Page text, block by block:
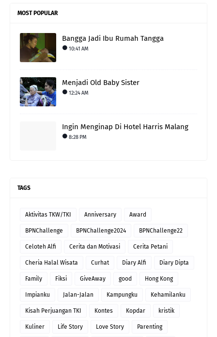
MOST POPULAR
Bangga Jadi Ibu Rumah Tangga
10:41 AM
Menjadi Old Baby Sister
12:24 AM
Ingin Menginap Di Hotel Harris Malang
8:28 PM
TAGS
Aktivitas TKW/TKI Anniversary Award
BPNChallenge BPNChallenge2024 BPNChallenge22
Celoteh Alfi Cerita dan Motivasi Cerita Petani
Cheria Halal Wisata Curhat Diary Alfi Diary Dipta
Family Fiksi GiveAway good Hong Kong
Impianku Jalan-Jalan Kampungku Kehamilanku
Kisah Perjuangan TKI Kontes Kopdar kristik
Kuliner Life Story Love Story Parenting